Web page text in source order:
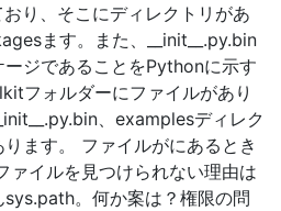
り、そこにディレクトリがあ
ます。また、__init__.py.bin
ージであることをPythonに示す
フォルダーにファイルがあり
、examplesディレク
ります。 ファイルがにあるとき
ァイルを見つけられない理由は
sys.path。何か案は？権限の問